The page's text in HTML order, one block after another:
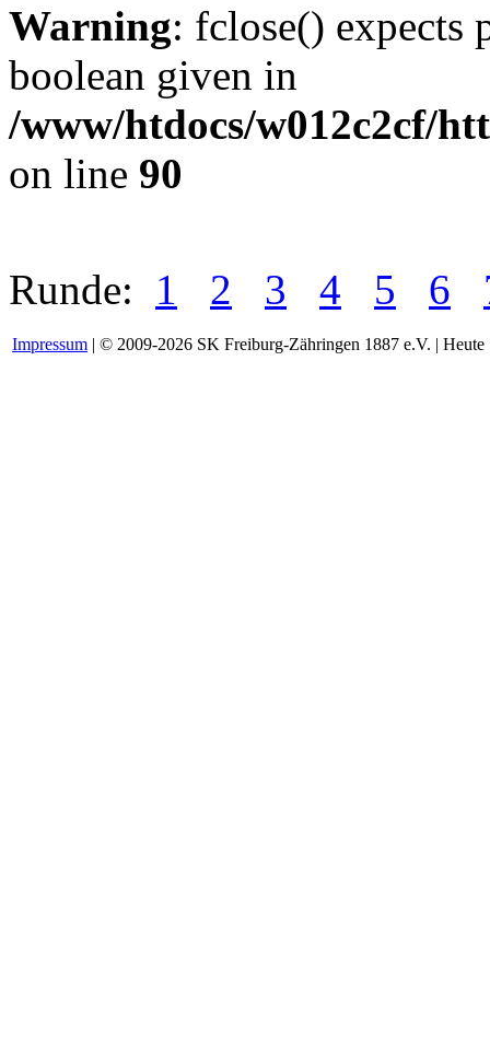
Warning: fclose() expects
boolean given in
/www/htdocs/w012c2cf/
on line 90
Runde: 1 2 3 4 5 6
Impressum | © 2009-2026 SK Freiburg-Zähringen 1887 e.V. | Heute